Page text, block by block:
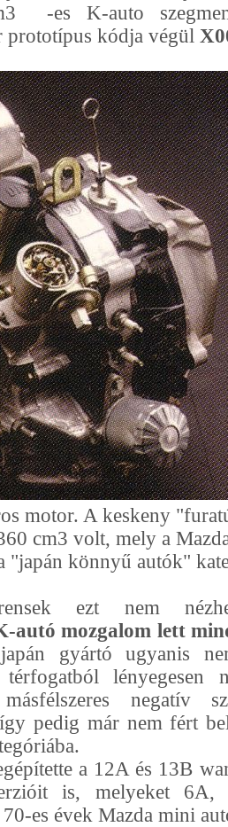
-es K-auto
kódja végül
motor. A keskeny
cm3 volt, mely a
"japán könnyű autók"
ezt nem
autó mozgalom lett
gyártó ugyanis
lényegesen
negatív
pedig már nem fért
a 12A és 13B
is, melyeket 6A,
es évek Mazda mini